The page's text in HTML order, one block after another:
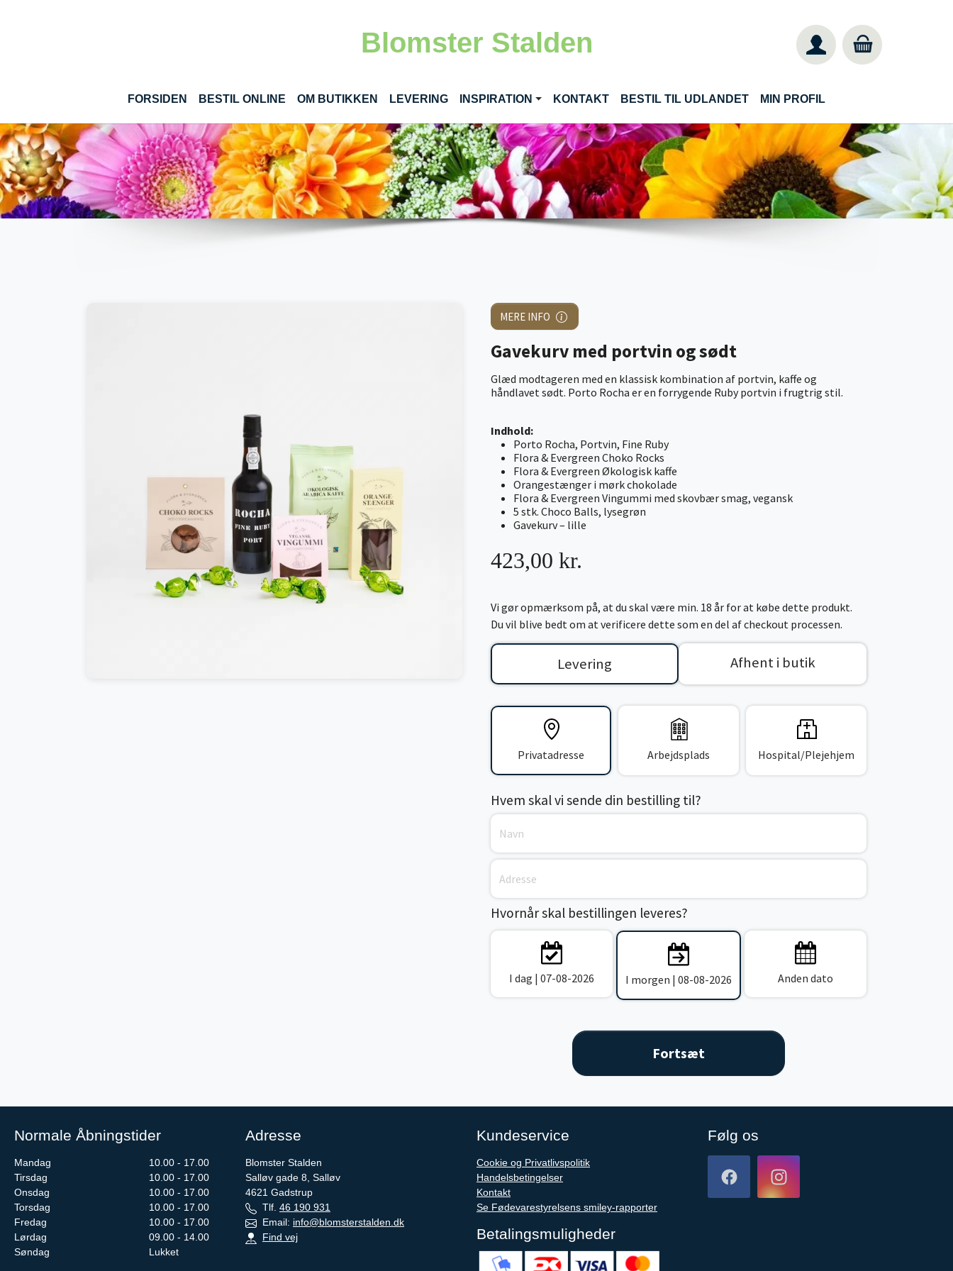
Blomster Stalden
FORSIDEN BESTIL ONLINE(CURRENT)
OM BUTIKKEN LEVERING INSPIRATION KONTAKT BESTIL TIL UDLANDET MIN PROFIL
MERE INFO
Gavekurv med portvin og sødt
Glæd modtageren med en klassisk kombination af portvin, kaffe og
håndlavet sødt. Porto Rocha er en forrygende Ruby portvin i frugtrig stil.
Indhold:
Porto Rocha, Portvin, Fine Ruby
Flora & Evergreen Choko Rocks
Flora & Evergreen Økologisk kaffe
Orangestænger i mørk chokolade
Flora & Evergreen Vingummi med skovbær smag, vegansk
5 stk. Choco Balls, lysegrøn
Gavekurv – lille
423,00 kr.
Vi gør opmærksom på, at du skal være min. 18 år for at købe dette produkt.
Du vil blive bedt om at verificere dette som en del af checkout processen.
Levering Afhent i butik
Privatadresse Arbejdsplads Hospital/Plejehjem
Hvem skal vi sende din bestilling til?
Hvornår skal bestillingen leveres?
I dag | 07-08-2026 I morgen | 08-08-2026 Anden dato
Normale Åbningstider
Mandag
10.00 - 17.00
Tirsdag
10.00 - 17.00
Onsdag
10.00 - 17.00
Torsdag
10.00 - 17.00
Fredag
10.00 - 17.00
Lørdag
09.00 - 14.00
Søndag
Lukket
Adresse
Blomster Stalden
Salløv gade 8, Salløv
4621 Gadstrup
Tlf. 46 190 931
Email: info@blomsterstalden.dk
Find vej
Kundeservice
Cookie og Privatlivspolitik
Handelsbetingelser
Kontakt
Se Fødevarestyrelsens smiley-rapporter
Betalingsmuligheder
Følg os